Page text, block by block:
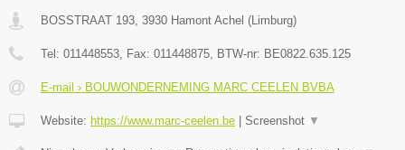
BOSSTRAAT 193 3930 Hamont Achel (Limburg)
Tel: 011448553 , Fax: 011448875 , BTW-nr: BE0822.635.125
E-mail › BOUWONDERNEMING MARC CEELEN BVBA
Website: https://www.marc-ceelen.be | Screenshot ▼